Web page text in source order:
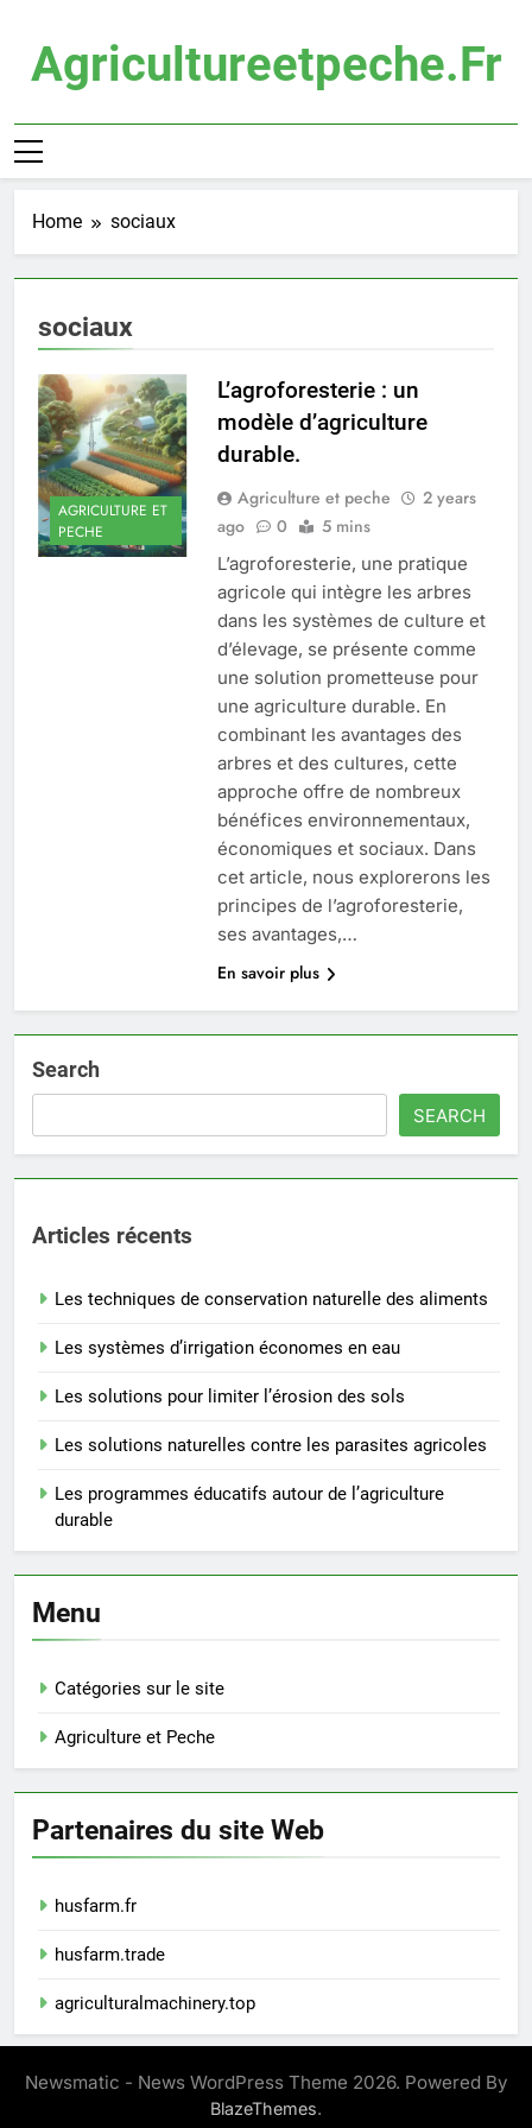
contentAgricultureetpeche.fr
Home sociaux
sociaux
AGRICULTURE ET
PECHE
L’agroforesterie : un
modèle d’agriculture
durable.
Agriculture et peche
2 years
ago
0 5 mins
L’agroforesterie, une pratique
agricole qui intègre les arbres
dans les systèmes de culture et
d’élevage, se présente comme
une solution prometteuse pour
une agriculture durable. En
combinant les avantages des
arbres et des cultures, cette
approche offre de nombreux
bénéfices environnementaux,
économiques et sociaux. Dans
cet article, nous explorerons les
principes de l’agroforesterie,
ses avantages,…
En savoir plus
Search
SEARCH
Articles récents
Les techniques de conservation naturelle des aliments
Les systèmes d’irrigation économes en eau
Les solutions pour limiter l’érosion des sols
Les solutions naturelles contre les parasites agricoles
Les programmes éducatifs autour de l’agriculture
durable
Menu
Catégories sur le site
Agriculture et Peche
Partenaires du site Web
husfarm.fr
husfarm.trade
agriculturalmachinery.top
Newsmatic - News WordPress Theme 2026. Powered By
BlazeThemes.